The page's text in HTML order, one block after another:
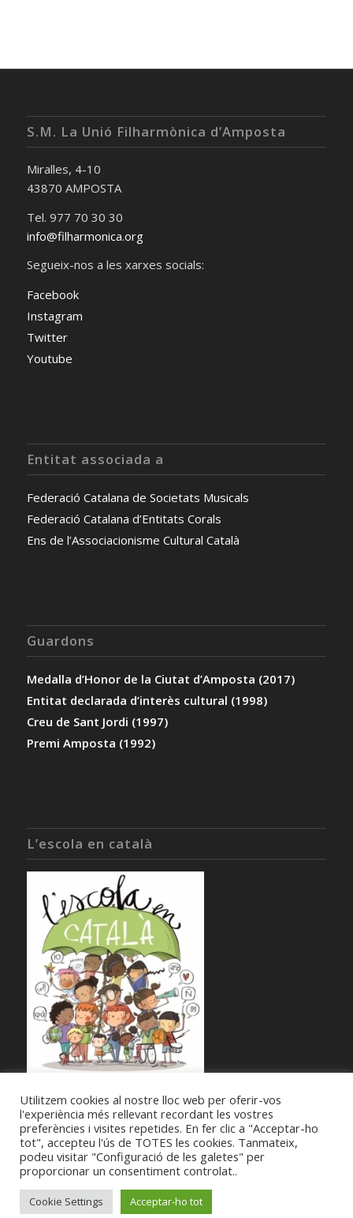
S.M. La Unió Filharmònica d’Amposta
Miralles, 4-10
43870 AMPOSTA
Tel. 977 70 30 30
info@filharmonica.org
Segueix-nos a les xarxes socials:
Facebook
Instagram
Twitter
Youtube
Entitat associada a
Federació Catalana de Societats Musicals
Federació Catalana d’Entitats Corals
Ens de l’Associacionisme Cultural Català
Guardons
Medalla d’Honor de la Ciutat d’Amposta (2017)
Entitat declarada d’interès cultural (1998)
Creu de Sant Jordi (1997)
Premi Amposta (1992)
L’escola en català
© Copyright -Societat Musical La Unió Filharmònica d'Amposta
Utilitzem cookies al nostre lloc web per oferir-vos
l'experiència més rellevant recordant les vostres
preferències i visites repetides. En fer clic a "Acceptar-ho
tot", accepteu l'ús de TOTES les cookies. Tanmateix,
podeu visitar "Configuració de les galetes" per
proporcionar un consentiment controlat..
Cookie Settings Acceptar-ho tot